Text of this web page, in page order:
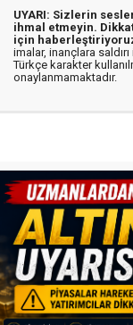
UYARI: Sizlerin
ihmal etmeyin.
için
imalar, inançlara
Türkçe karakter
onaylanmamaktadır.